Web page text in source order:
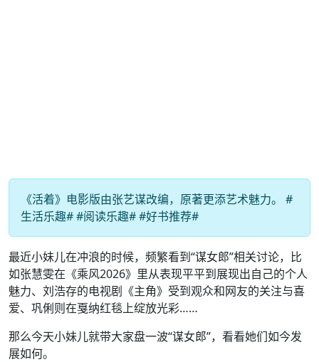
《活着》电影版由张艺谋改编，原著更添艺术魅力。 #
生活乐趣# #阅读乐趣# #好书推荐#
最近小妹儿在冲浪的时候，频繁看到“谋女郎”相关讨论，比
如张慧雯在《乘风2026》里从表现平平到展现出自己的个人
魅力、刘浩存的电视剧《主角》受到观众和网友的关注与喜
爱、巩俐则在戛纳红毯上绽放光彩……
那么今天小妹儿就带大家盘一波“谋女郎”，看看她们如今发
展如何。